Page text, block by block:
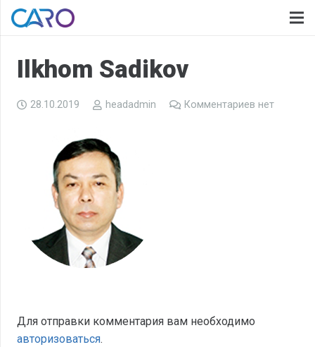
Ilkhom Sadikov
28.10.2019 headadmin Комментариев нет
Для отправки комментария вам необходимо
авторизоваться.